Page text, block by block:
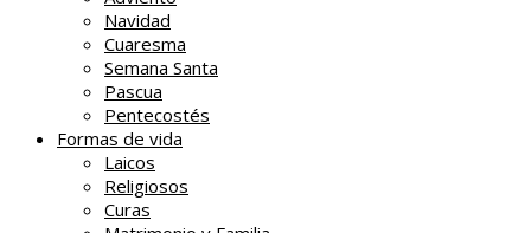
Navidad
Cuaresma
Semana Santa
Pascua
Pentecostés
Formas de vida
Laicos
Religiosos
Curas